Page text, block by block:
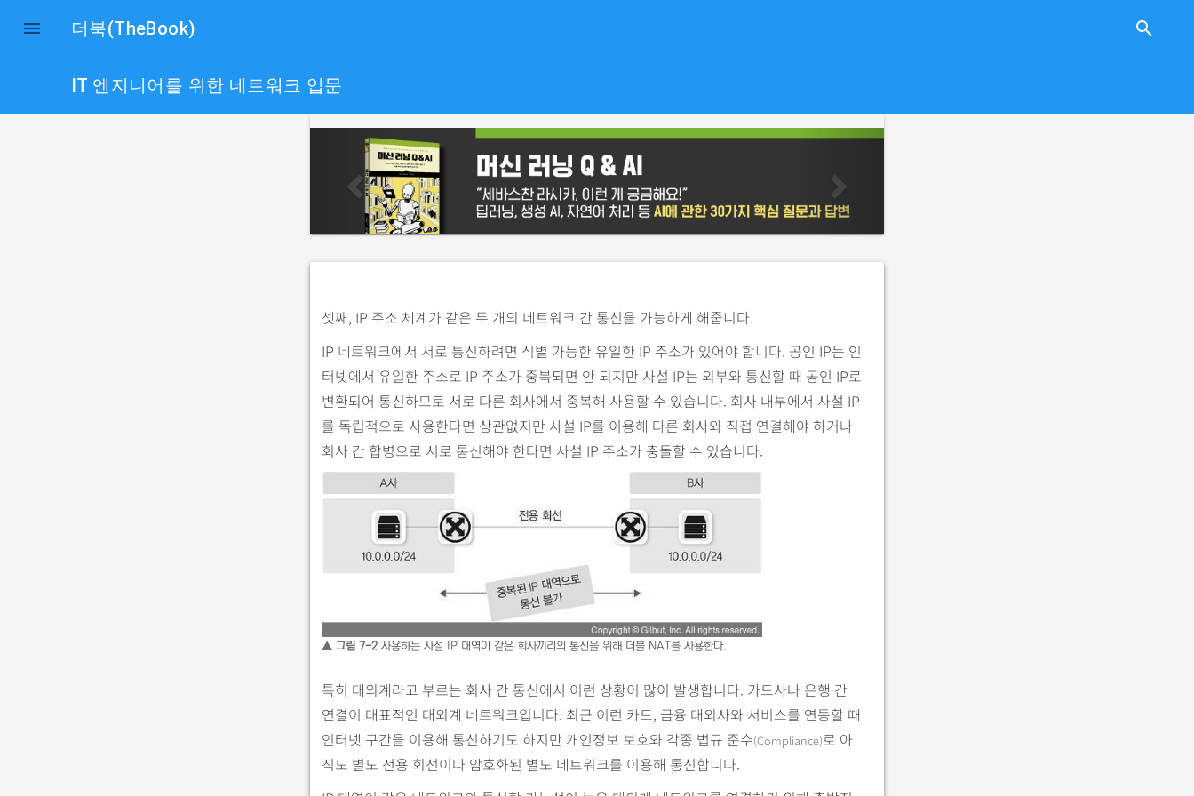
 더북(TheBook) search
IT 엔지니어를 위한 네트워크 입문
e
i
o
s
n
x
t
셋째, IP 주소 체계가 같은 두 개의 네트워크 간 통신을 가능하게 해줍니다.
IP 네트워크에서 서로 통신하려면 식별 가능한 유일한 IP 주소가 있어야 합니다. 공인 IP는 인
터넷에서 유일한 주소로 IP 주소가 중복되면 안 되지만 사설 IP는 외부와 통신할 때 공인 IP로
변환되어 통신하므로 서로 다른 회사에서 중복해 사용할 수 있습니다. 회사 내부에서 사설 IP
를 독립적으로 사용한다면 상관없지만 사설 IP를 이용해 다른 회사와 직접 연결해야 하거나
회사 간 합병으로 서로 통신해야 한다면 사설 IP 주소가 충돌할 수 있습니다.
▲ 그림 7-2사용하는 사설 IP 대역이 같은 회사끼리의 통신을 위해 더블 NAT를 사용한다.
특히 대외계라고 부르는 회사 간 통신에서 이런 상황이 많이 발생합니다. 카드사나 은행 간
연결이 대표적인 대외계 네트워크입니다. 최근 이런 카드, 금융 대외사와 서비스를 연동할 때
인터넷 구간을 이용해 통신하기도 하지만 개인정보 보호와 각종 법규 준수(Compliance)로 아
직도 별도 전용 회선이나 암호화된 별도 네트워크를 이용해 통신합니다.